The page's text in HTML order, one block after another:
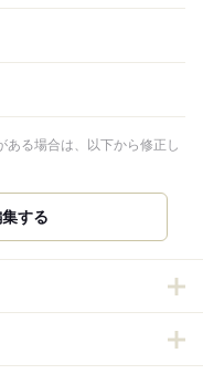
る場合は、以下から修正し
する